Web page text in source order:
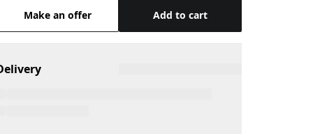
Make an offer Add to cart